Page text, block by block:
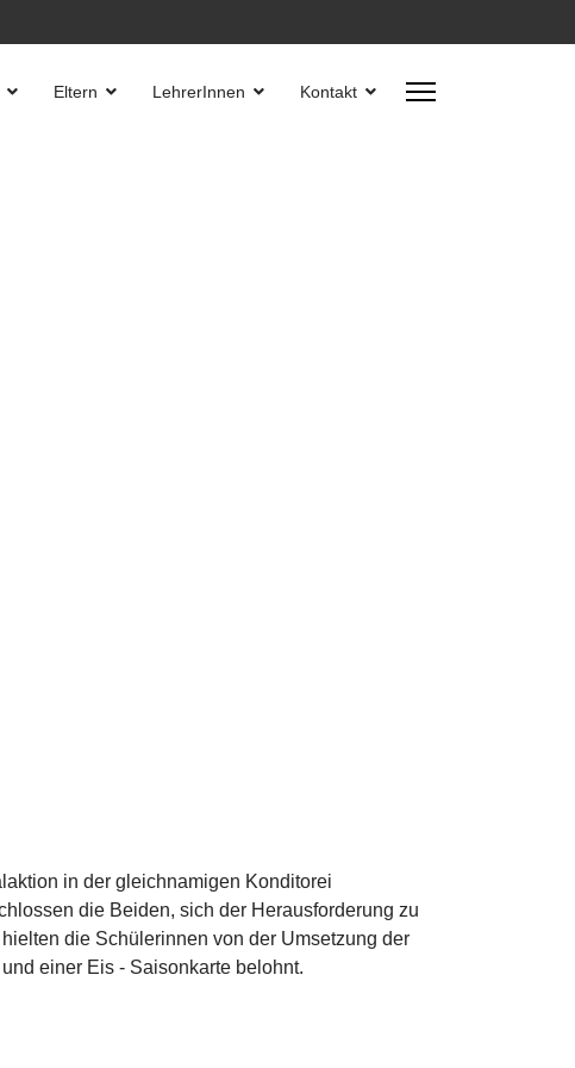
Eltern LehrerInnen Kontakt
in der gleichnamigen Konditorei
die Beiden, sich der Herausforderung zu
die Schülerinnen von der Umsetzung der
einer Eis - Saisonkarte belohnt.